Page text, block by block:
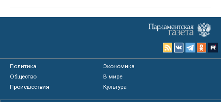
Политика
Экономика
Общество
В мире
Происшествия
Культура